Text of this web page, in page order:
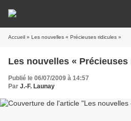
Accueil » Les nouvelles « Précieuses ridicules »
Les nouvelles «
Publié le 06/07/2009 à 14:57
Par J.-F. Launay